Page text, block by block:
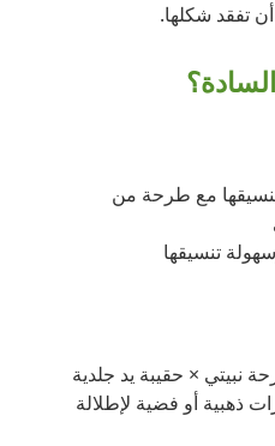
تفقد شكلها.
تنسيقها مع طرحة من
تنسيقها
نبيتي × حقيبة يد جلدية
ذهبية أو فضية لإطلالة